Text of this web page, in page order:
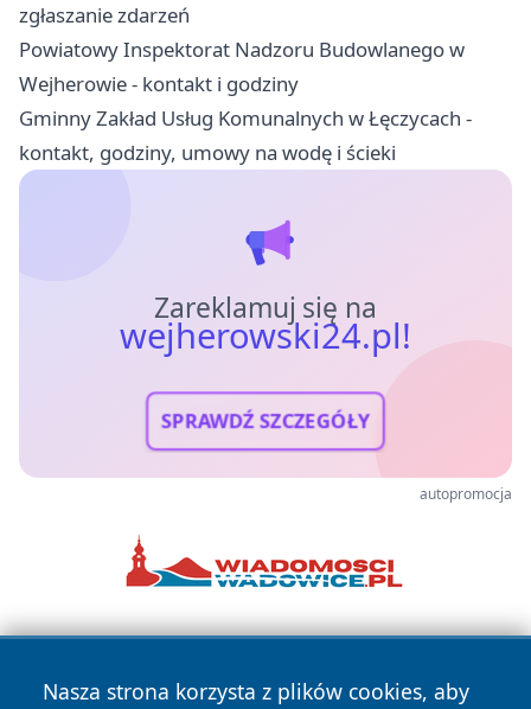
zgłaszanie zdarzeń
Powiatowy Inspektorat Nadzoru Budowlanego w
Wejherowie - kontakt i godziny
Gminny Zakład Usług Komunalnych w Łęczycach -
kontakt, godziny, umowy na wodę i ścieki
Zareklamuj się na
wejherowski24.pl!
SPRAWDŹ SZCZEGÓŁY
autopromocja
Nasza strona korzysta z plików cookies, aby